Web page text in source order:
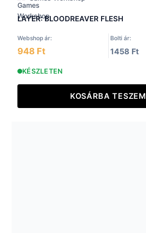
LAYER: BLOODREAVER FLESH
Webshop ár: Bolti ár:
948 Ft 1458 Ft
KÉSZLETEN
KOSÁRBA TESZEM